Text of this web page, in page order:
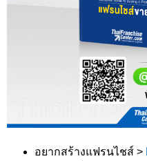
อยากสร้างแฟรนไชส์ >